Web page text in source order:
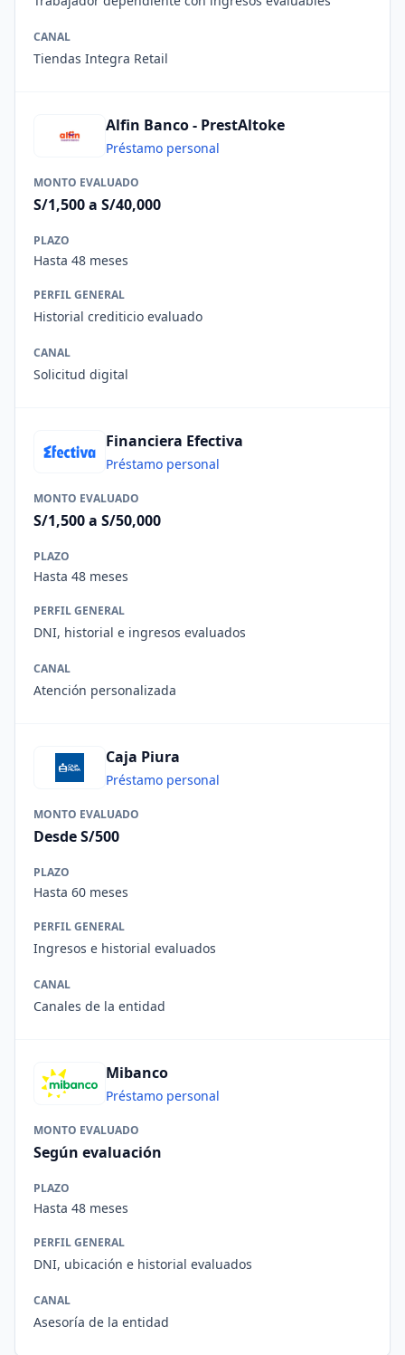
CANAL
Tiendas Integra Retail
Alfin Banco - PrestAltoke
Préstamo personal
MONTO EVALUADO
S/1,500 a S/40,000
PLAZO
Hasta 48 meses
PERFIL GENERAL
Historial crediticio evaluado
CANAL
Solicitud digital
Financiera Efectiva
Préstamo personal
MONTO EVALUADO
S/1,500 a S/50,000
PLAZO
Hasta 48 meses
PERFIL GENERAL
DNI, historial e ingresos evaluados
CANAL
Atención personalizada
Caja Piura
Préstamo personal
MONTO EVALUADO
Desde S/500
PLAZO
Hasta 60 meses
PERFIL GENERAL
Ingresos e historial evaluados
CANAL
Canales de la entidad
Mibanco
Préstamo personal
MONTO EVALUADO
Según evaluación
PLAZO
Hasta 48 meses
PERFIL GENERAL
DNI, ubicación e historial evaluados
CANAL
Asesoría de la entidad